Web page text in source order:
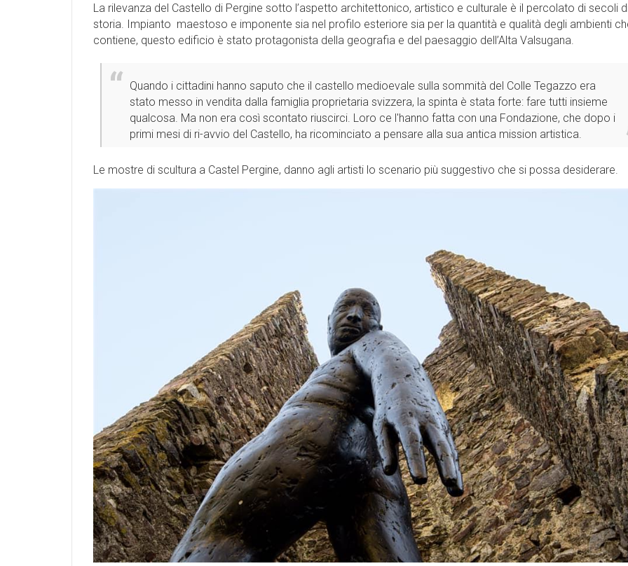
La rilevanza del Castello di Pergine sotto l’aspetto architettonico, artistico e culturale è il percolato di secoli
storia. Impianto maestoso e imponente sia nel profilo esteriore sia per la quantità e qualità degli ambienti
contiene, questo edificio è stato protagonista della geografia e del paesaggio dell’Alta Valsugana.
Quando i cittadini hanno saputo che il castello medioevale sulla sommità del Colle Tegazzo era
stato messo in vendita dalla famiglia proprietaria svizzera, la spinta è stata forte: fare tutti insieme
qualcosa. Ma non era così scontato riuscirci. Loro ce l'hanno fatta con una Fondazione, che dopo i
primi mesi di ri-avvio del Castello, ha ricominciato a pensare alla sua antica mission artistica.
Le mostre di scultura a Castel Pergine, danno agli artisti lo scenario più suggestivo che si possa desiderare.